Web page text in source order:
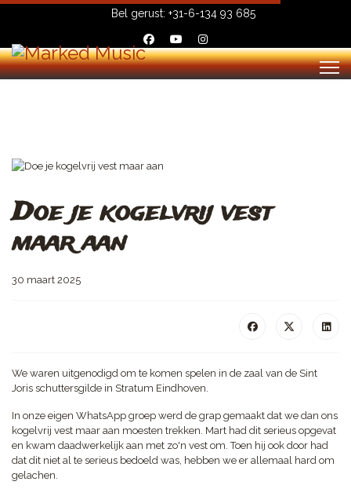
Bel gerust: +31-6-134 93 685
Doe je kogelvrij vest
maar aan
30 maart 2025
We waren uitgenodigd om te komen spelen in de zaal van de Sint
Joris schuttersgilde in Stratum Eindhoven.
In onze eigen WhatsApp groep werd de grap gemaakt dat we dan ons
kogelvrij vest maar aan moesten trekken. Mart had dit serieus opgevat
en kwam daadwerkelijk aan met zo'n vest om. Toen hij ook door had
dat dit niet al te serieus bedoeld was, hebben we er allemaal hard om
gelachen.